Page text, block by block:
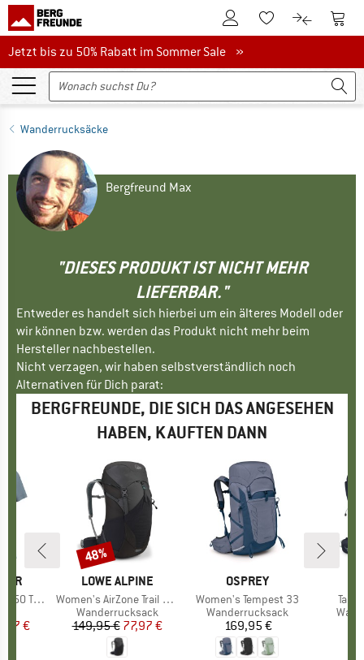
Zum KundenkontoZum Merkzettel.
Zum Zum
Jetzt bis zu 50% Rabatt im Sommer Sale
Jetzt bis zu 50% Rabatt im Sommer Sale »
Wanderrucksäcke
Bergfreund Max
"DIESES PRODUKT IST NICHT MEHR
LIEFERBAR."
Entweder es handelt sich hierbei um ein älteres Modell oder
wir können bzw. werden das Produkt nicht mehr beim
Hersteller nachbestellen.
Nicht verzagen, wir haben selbstverständlich noch
Alternativen für Dich parat:
BERGFREUNDE, DIE SICH DAS ANGESEHEN
HABEN, KAUFTEN DANN
S/S Stars
Preis
€
MARKE
LOWE ALPINE
Artikel
Women's AirZone Trail ND33
Produktgruppe
Wanderrucksack
Preis
149,95 €reduzierter Preis
77,97 €
Rabatt
48%
MARKE
OSPREY
Artikel
Women's Tempest 33
Produktgruppe
Wanderrucksack
Preis
169,95 €